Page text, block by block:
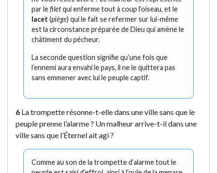
par lefiletqui enferme tout à coup l’oiseau, et le
lacet (piège) qui le fait se refermer sur lui-même
est la circonstance préparée de Dieu qui amène le
châtiment du pécheur.
La seconde question signifie qu’une fois que
l’ennemi aura envahi le pays, il ne le quittera pas
sans emmener avec lui le peuple captif.
6 La trompette résonne-t-elle dans une ville sans que le
peuple prenne l’alarme ? Un malheur arrive-t-il dans une
ville sans que l’Éternel ait agi ?
Comme au son de la trompette d’alarme tout le